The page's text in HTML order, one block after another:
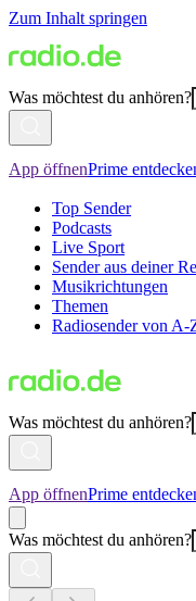
Zum Inhalt springen
Was möchtest du anhören?
App öffnenPrime
Top Sender
Podcasts
Live Sport
Sender aus deiner
Musikrichtungen
Themen
Radiosender von A-
Was möchtest du anhören?
App öffnenPrime
Was möchtest du anhören?